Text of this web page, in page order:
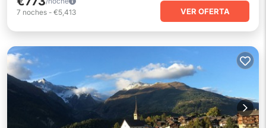
7 noches - €5,413 VER OFERTA